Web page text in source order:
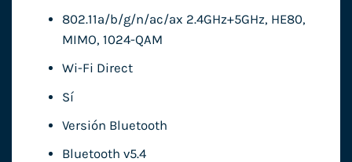
802.11a/b/g/n/ac/ax 2.4GHz+5GHz, HE80,
MIMO, 1024-QAM
Wi-Fi Direct
Sí
Versión Bluetooth
Bluetooth v5.4